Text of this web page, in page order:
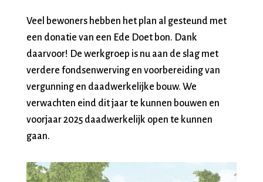
Veel bewoners hebben het plan al gesteund met
een donatie van een Ede Doet bon. Dank
daarvoor! De werkgroep is nu aan de slag met
verdere fondsenwerving en voorbereiding van
vergunning en daadwerkelijke bouw. We
verwachten eind dit jaar te kunnen bouwen en
voorjaar 2025 daadwerkelijk open te kunnen
gaan.